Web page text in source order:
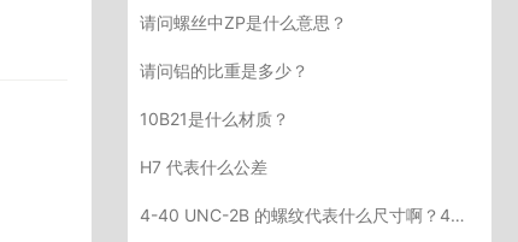
请问螺丝中ZP是什么意思？
请问铝的比重是多少？
10B21是什么材质？
H7 代表什么公差
4-40 UNC-2B 的螺纹代表什么尺寸啊？4是什么意思？2B呢？